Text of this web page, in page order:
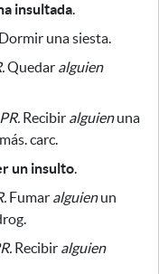
insultada.
Dormir una siesta.
Quedar alguien
PR. Recibir alguienuna
carc.
un insulto.
Fumar alguienun
Recibir alguien